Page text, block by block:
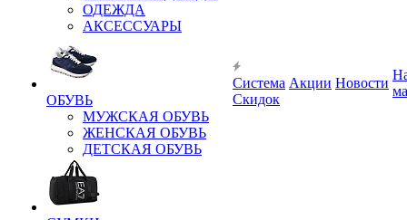
ОДЕЖДА
АКСЕССУАРЫ
ОБУВЬ
МУЖСКАЯ ОБУВЬ
ЖЕНСКАЯ ОБУВЬ
ДЕТСКАЯ ОБУВЬ
Система
Скидок
Акции Новости